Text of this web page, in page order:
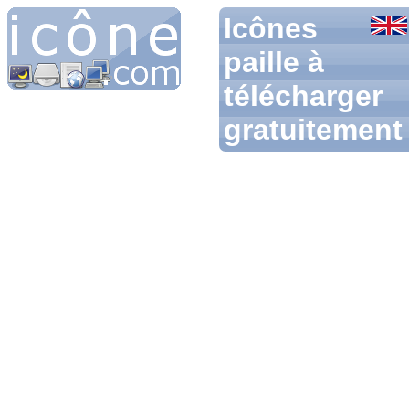
Icônes
paille à
télécharger
gratuitement